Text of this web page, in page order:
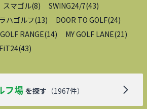
スマゴル(8) SWING24/7(43)
ラハゴルフ(13) DOOR TO GOLF(24)
RANGE(14) MY GOLF LANE(21)
FiT24(43)
フ場 を探す （1967件）